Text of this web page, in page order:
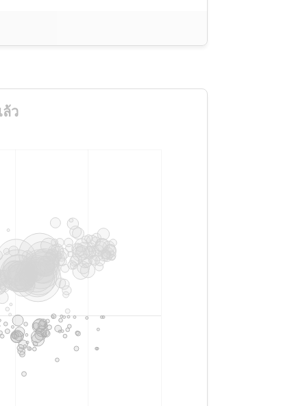
ว